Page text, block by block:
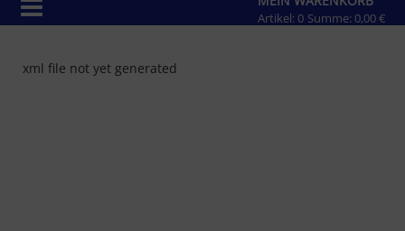
Artikel: 0 Summe: 0,00 €
xml file not yet generated